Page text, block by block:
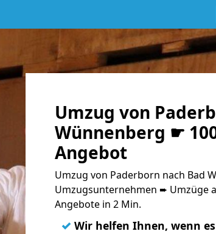
Umzug von
Wünnenberg ☛
Angebot
Umzug von Paderborn nach Bad
Umzugsunternehmen ➨ Umzüge
Angebote in 2 Min.
✓ Wir helfen Ihnen, wenn